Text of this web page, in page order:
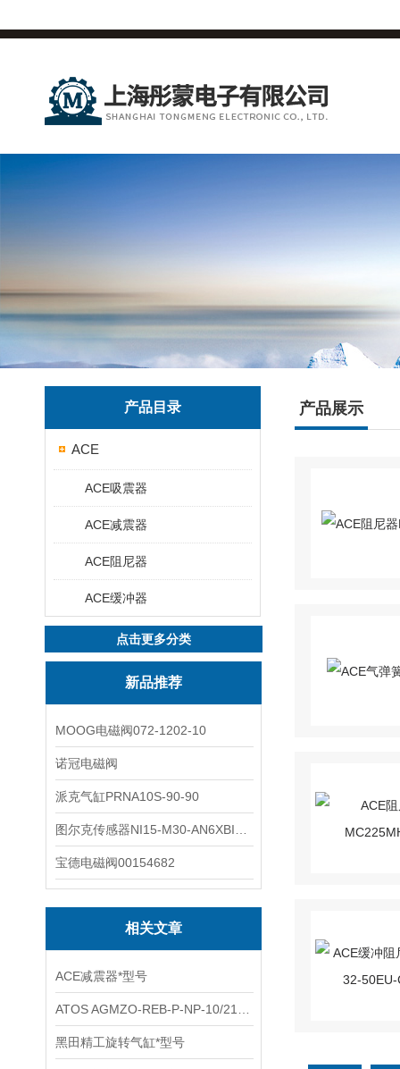
产品目录
ACE
ACE吸震器
ACE减震器
ACE阻尼器
ACE缓冲器
点击更多分类
新品推荐
MOOG电磁阀072-1202-10
诺冠电磁阀
派克气缸PRNA10S-90-90
宝德电磁阀00154682
相关文章
ACE减震器*型号
黑田精工旋转气缸*型号
产品展示